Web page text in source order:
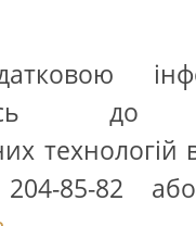
до
технологій
85-82